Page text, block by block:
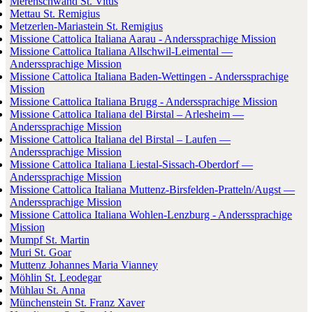
Mettau St. Remigius
Metzerlen-Mariastein St. Remigius
Missione Cattolica Italiana Aarau - Anderssprachige Mission
Missione Cattolica Italiana Allschwil-Leimental —
Anderssprachige Mission
Missione Cattolica Italiana Baden-Wettingen - Anderssprachige
Mission
Missione Cattolica Italiana Brugg - Anderssprachige Mission
Missione Cattolica Italiana del Birstal – Arlesheim —
Anderssprachige Mission
Missione Cattolica Italiana del Birstal – Laufen —
Anderssprachige Mission
Missione Cattolica Italiana Liestal-Sissach-Oberdorf —
Anderssprachige Mission
Missione Cattolica Italiana Muttenz-Birsfelden-Pratteln/Augst —
Anderssprachige Mission
Missione Cattolica Italiana Wohlen-Lenzburg - Anderssprachige
Mission
Mumpf St. Martin
Muri St. Goar
Muttenz Johannes Maria Vianney
Möhlin St. Leodegar
Mühlau St. Anna
Münchenstein St. Franz Xaver